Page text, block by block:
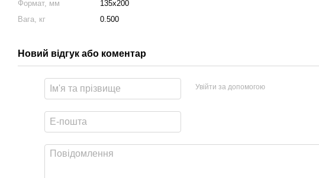
Формат, мм
135х200
Вага, кг
0.500
Новий відгук або коментар
Увійти за допомогою